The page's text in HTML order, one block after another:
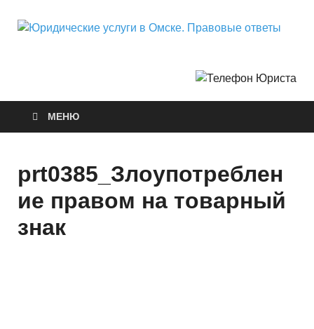
МЕНЮ
prt0385_Злоупотреблен
ие правом на товарный
знак